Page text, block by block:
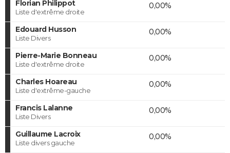
Florian Philippot
Liste d'extrême droite
0,00%
Edouard Husson
Liste Divers
0,00%
Pierre-Marie Bonneau
Liste d'extrême droite
0,00%
Charles Hoareau
Liste d'extrême-gauche
0,00%
Francis Lalanne
Liste Divers
0,00%
Guillaume Lacroix
Liste divers gauche
0,00%